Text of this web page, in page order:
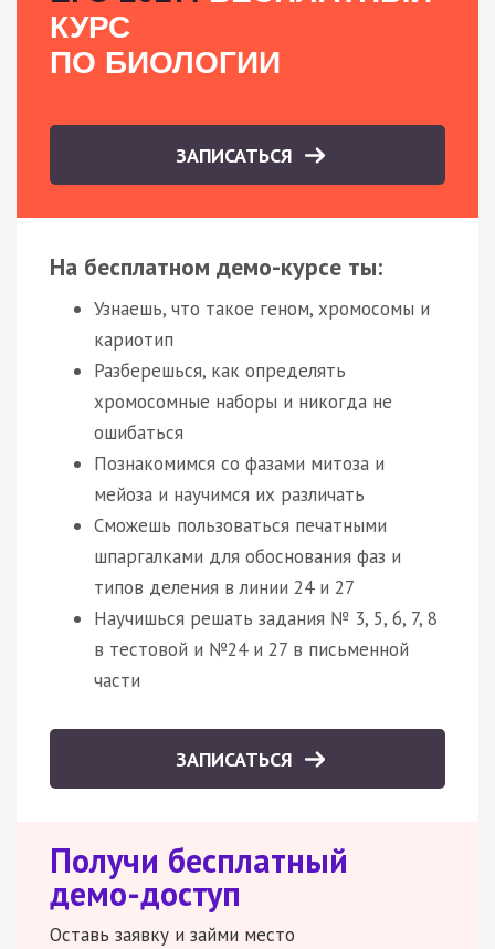
КУРС
ПО БИОЛОГИИ
ЗАПИСАТЬСЯ
На бесплатном демо-курсе ты:
Узнаешь, что такое геном, хромосомы и
кариотип
Разберешься, как определять
хромосомные наборы и никогда не
ошибаться
Познакомимся со фазами митоза и
мейоза и научимся их различать
Сможешь пользоваться печатными
шпаргалками для обоснования фаз и
типов деления в линии 24 и 27
Научишься решать задания № 3, 5, 6, 7, 8
в тестовой и №24 и 27 в письменной
части
ЗАПИСАТЬСЯ
Получи бесплатный
демо-доступ
Оставь заявку и займи место